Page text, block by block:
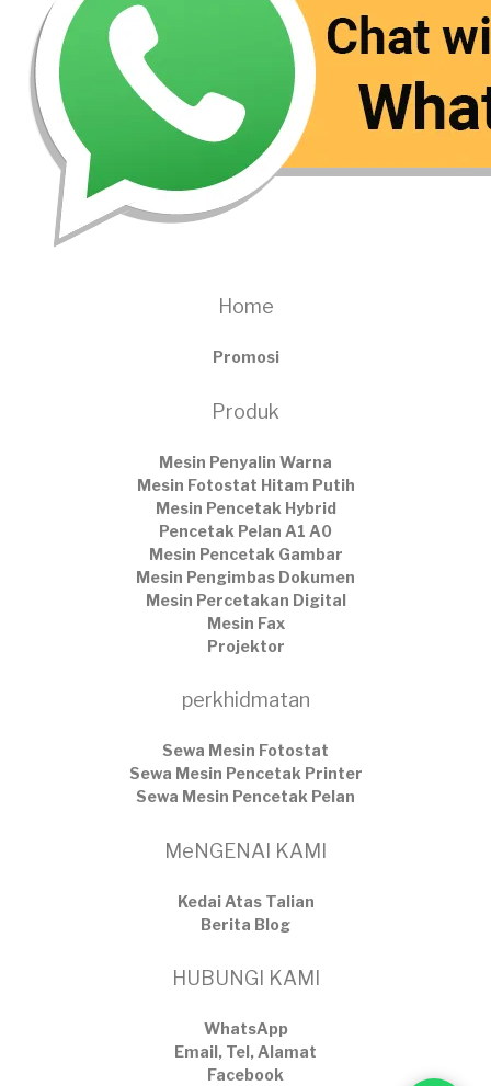
Home
Promosi
Produk
Mesin Penyalin Warna
Mesin Fotostat Hitam Putih
Mesin Pencetak Hybrid
Pencetak Pelan A1 A0
Mesin Pencetak Gambar
Mesin Pengimbas Dokumen
Mesin Percetakan Digital
Mesin Fax
Projektor
perkhidmatan
Sewa Mesin Fotostat
Sewa Mesin Pencetak Printer
Sewa Mesin Pencetak Pelan
MeNGENAI KAMI
Kedai Atas Talian
​Berita Blog
HUBUNGI KAMI
WhatsApp
Email, Tel, Alamat
Facebook